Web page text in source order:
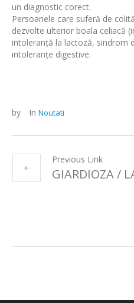
un diagnostic corect.
Persoanele care suferă de
dezvolte ulterior boala celiacă
intoleranță la lactoză, sindrom
intoleranțe digestive.
by In Noutati
Previous Link
GIARDIOZA /